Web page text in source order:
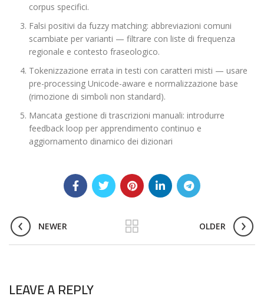
corpus specifici.
Falsi positivi da fuzzy matching: abbreviazioni comuni
scambiate per varianti — filtrare con liste di frequenza
regionale e contesto fraseologico.
Tokenizzazione errata in testi con caratteri misti — usare
pre-processing Unicode-aware e normalizzazione base
(rimozione di simboli non standard).
Mancata gestione di trascrizioni manuali: introdurre
feedback loop per apprendimento continuo e
aggiornamento dinamico dei dizionari
NEWER OLDER
LEAVE A REPLY